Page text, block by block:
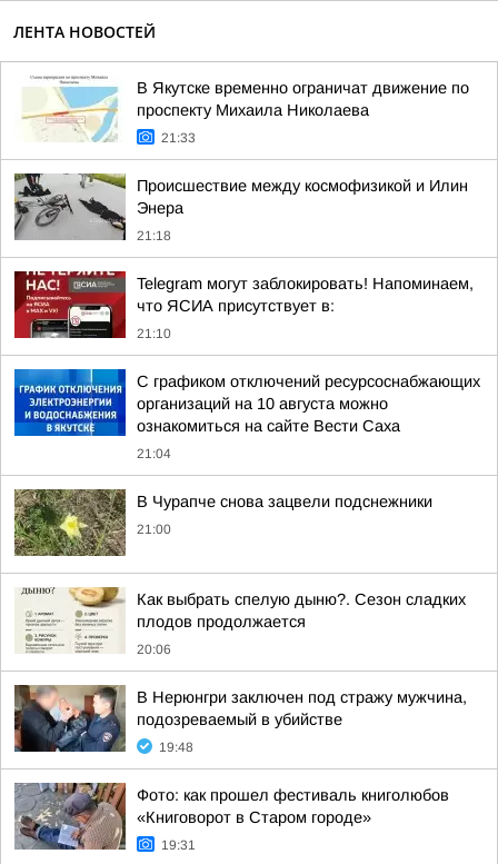
ЛЕНТА НОВОСТЕЙ
В Якутске временно ограничат движение по
проспекту Михаила Николаева
21:33
Происшествие между космофизикой и Илин
Энера
21:18
Telegram могут заблокировать! Напоминаем,
что ЯСИА присутствует в:
21:10
С графиком отключений ресурсоснабжающих
организаций на 10 августа можно
ознакомиться на сайте Вести Саха
21:04
В Чурапче снова зацвели подснежники
21:00
Как выбрать спелую дыню?. Сезон сладких
плодов продолжается
20:06
В Нерюнгри заключен под стражу мужчина,
подозреваемый в убийстве
19:48
Фото: как прошел фестиваль книголюбов
«Книговорот в Старом городе»
19:31